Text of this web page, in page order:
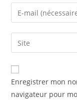
Enregistrer mon
navigateur pour